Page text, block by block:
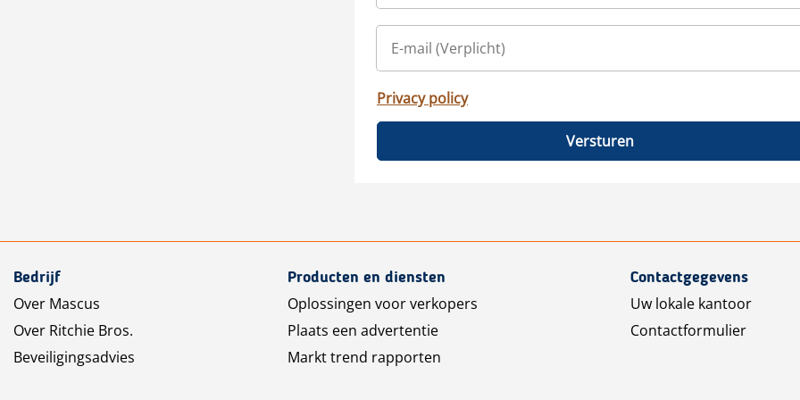
Privacy policy
Versturen
Bedrijf
Over Mascus
Over Ritchie Bros.
Beveiligingsadvies
Producten en diensten
Oplossingen voor verkopers
Plaats een advertentie
Markt trend rapporten
Contactgegevens
Uw lokale kantoor
Contactformulier